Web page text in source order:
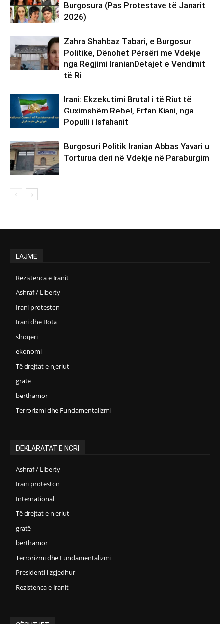
Burgosura (Pas Protestave të Janarit
2026)
Zahra Shahbaz Tabari, e Burgosur
Politike, Dënohet Përsëri me Vdekje
nga Regjimi IranianDetajet e Vendimit
të Ri
Irani: Ekzekutimi Brutal i të Riut të
Guximshëm Rebel, Erfan Kiani, nga
Populli i Isfahanit
Burgosuri Politik Iranian Abbas Yavari u
Torturua deri në Vdekje në Paraburgim
LAJME
Rezistenca e Iranit
Ashraf / Liberty
Irani proteston
Irani dhe Bota
shoqëri
ekonomi
Të drejtat e njeriut
gratë
bërthamor
Terrorizmi dhe Fundamentalizmi
DEKLARATAT E NCRI
Ashraf / Liberty
Irani proteston
International
Të drejtat e njeriut
gratë
bërthamor
Terrorizmi dhe Fundamentalizmi
Presidenti i zgjedhur
Rezistenca e Iranit